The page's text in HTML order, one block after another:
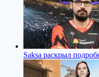
Saksa раскрыл